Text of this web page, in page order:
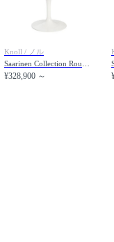
Knoll / ノル
¥328,900 ～